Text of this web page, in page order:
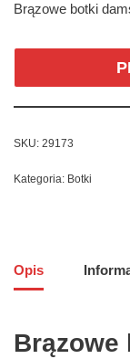
Brązowe botki
SKU: 29173
Kategoria: Botki
Opis
Brązowe